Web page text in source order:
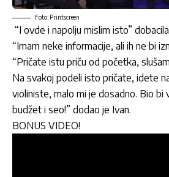
Foto: Printscreen
“I ovde i napolju mislim isto”
“Imam neke informacije, ali ih ne bi
“Pričate istu priču od početka,
Na svakoj podeli isto pričate, idete
violiniste, malo mi je dosadno. Bio bi
budžet i seo!” dodao je Ivan.
BONUS VIDEO!